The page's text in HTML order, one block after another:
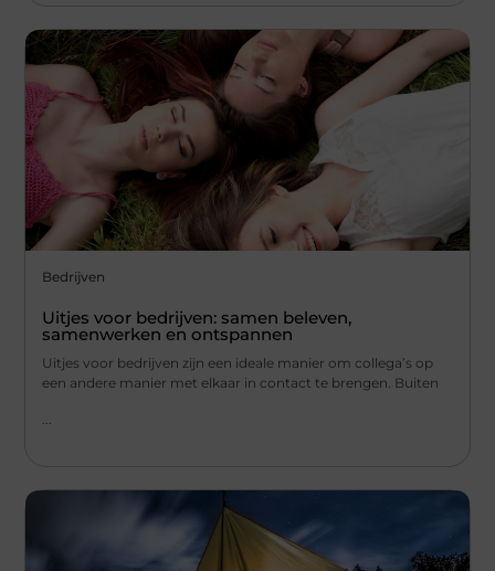
Bedrijven
Uitjes voor bedrijven: samen beleven,
samenwerken en ontspannen
Uitjes voor bedrijven zijn een ideale manier om collega’s op
een andere manier met elkaar in contact te brengen. Buiten